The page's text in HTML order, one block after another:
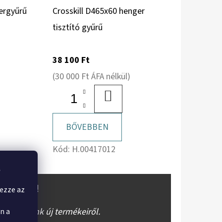
az
a
Crosskill D465x60 henger
tisztító gyűrű
38 100 Ft
(30 000 Ft ÁFA nélkül)
BŐVEBBEN
Kód: H.00417012
új termékeiről.